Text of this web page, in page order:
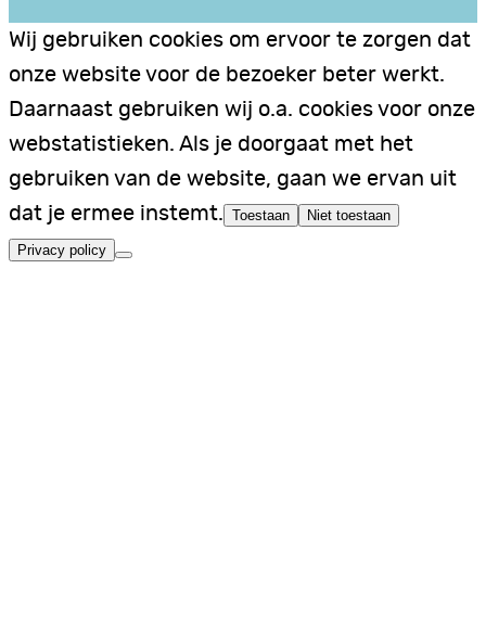
Wij gebruiken cookies om ervoor te zorgen dat
onze website voor de bezoeker beter werkt.
Daarnaast gebruiken wij o.a. cookies voor onze
webstatistieken. Als je doorgaat met het
gebruiken van de website, gaan we ervan uit
dat je ermee instemt. Toestaan Niet toestaan
Privacy policy